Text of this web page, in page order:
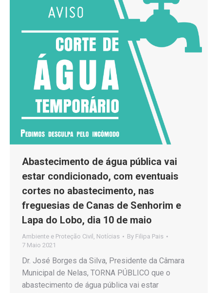
Abastecimento de água pública vai
estar condicionado, com eventuais
cortes no abastecimento, nas
freguesias de Canas de Senhorim e
Lapa do Lobo, dia 10 de maio
Ambiente e Proteção Civil , Notícias By Filipa Pais
7 Maio 2021
Dr. José Borges da Silva, Presidente da Câmara
Municipal de Nelas, TORNA PÚBLICO que o
abastecimento de água pública vai estar